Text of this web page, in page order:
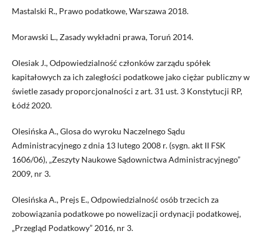
Mastalski R., Prawo podatkowe, Warszawa 2018.
Morawski L., Zasady wykładni prawa, Toruń 2014.
Olesiak J., Odpowiedzialność członków zarządu spółek
kapitałowych za ich zaległości podatkowe jako ciężar publiczny w
świetle zasady proporcjonalności z art. 31 ust. 3 Konstytucji RP,
Łódź 2020.
Olesińska A., Glosa do wyroku Naczelnego Sądu
Administracyjnego z dnia 13 lutego 2008 r. (sygn. akt II FSK
1606/06), „Zeszyty Naukowe Sądownictwa Administracyjnego”
2009, nr 3.
Olesińska A., Prejs E., Odpowiedzialność osób trzecich za
zobowiązania podatkowe po nowelizacji ordynacji podatkowej,
„Przegląd Podatkowy” 2016, nr 3.